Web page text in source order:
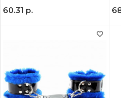
60.31 р.